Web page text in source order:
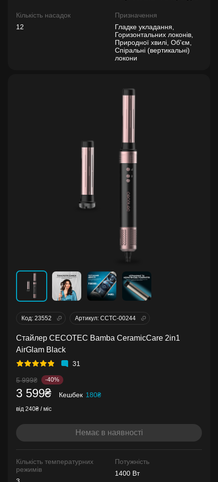
Кількість насадок
12
Призначення
Гладке укладання,
Горизонтальних локонів,
Природної хвилі, Об'єм,
Спіральні (вертикальні)
локони
Код: 23552 Артикул: CCTC-00244
Стайлер CECOTEC Bamba CeramicCare 2in1
AirGlam Black
31
5 999₴ -40%
3 599₴ Кешбек 180₴
від 240₴ / міс
Немає в наявності
Кількість температурних
режимів
Потужність
1400 Вт